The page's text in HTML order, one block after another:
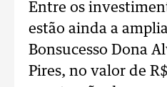
Entre os
estão ainda a
Bonsucesso Dona
Pires, no valor de